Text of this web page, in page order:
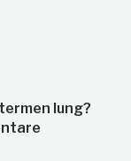
lung?